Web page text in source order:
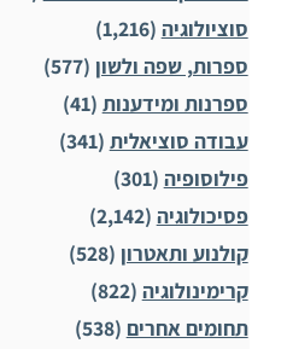
סוציולוגיה (1,216)
ספרות, שפה ולשון (577)
ספרנות ומידענות (41)
עבודה סוציאלית (341)
פילוסופיה (301)
פסיכולוגיה (2,142)
קולנוע ותאטרון (528)
קרימינולוגיה (822)
תחומים אחרים (538)